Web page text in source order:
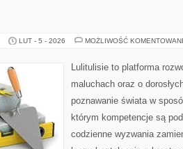
LUT - 5 - 2026 MOŻLIWOŚĆ
Lulitulisie to platforma
maluchach oraz o
poznawanie świata w
którym kompetencje są
codzienne wyzwania